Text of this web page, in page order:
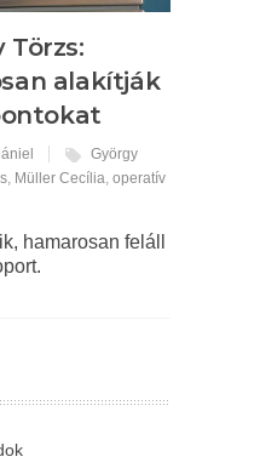
Törzs:
alakítják
György
, Müller Cecília, operatív
hamarosan feláll